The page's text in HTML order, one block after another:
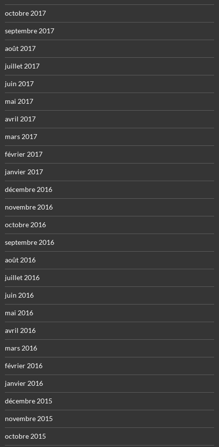
octobre 2017
septembre 2017
août 2017
juillet 2017
juin 2017
mai 2017
avril 2017
mars 2017
février 2017
janvier 2017
décembre 2016
novembre 2016
octobre 2016
septembre 2016
août 2016
juillet 2016
juin 2016
mai 2016
avril 2016
mars 2016
février 2016
janvier 2016
décembre 2015
novembre 2015
octobre 2015